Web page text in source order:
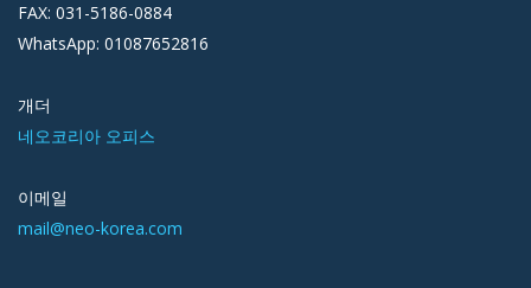
FAX: 031-5186-0884
WhatsApp: 01087652816
개더
네오코리아 오피스
이메일
mail@neo-korea.com